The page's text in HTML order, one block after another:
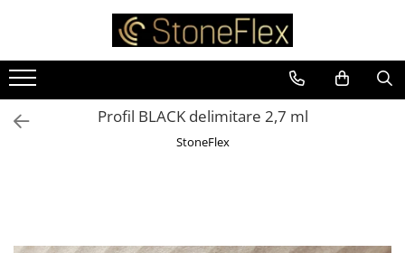
Profil BLACK delimitare 2,7 ml
StoneFlex